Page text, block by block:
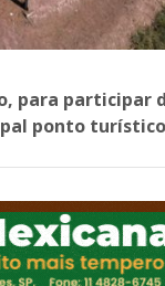
para participar
ponto